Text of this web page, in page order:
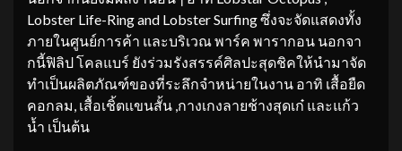
Lobster Life-Ring and Lobster Surfing ซึ่งจะจัดแสดงทั้ง
ภายในศูนย์การค้า และบริเวณ พาร์ค พารากอน นอกจา
กนี้ฟิลิป โคลแบร์ ยังร่วมรังสรรค์ศิลปะสุดชิคให้นำมาจัด
ทำเป็นผลิตภัณฑ์ของที่ระลึกจำหน่ายในงาน อาทิ เสื้อยืด
คอกลม, เสื้อเชิ้ตแขนสั้น ,กางเกงลายช้างสุดเก๋ และแก้ว
น้ำ เป็นต้น